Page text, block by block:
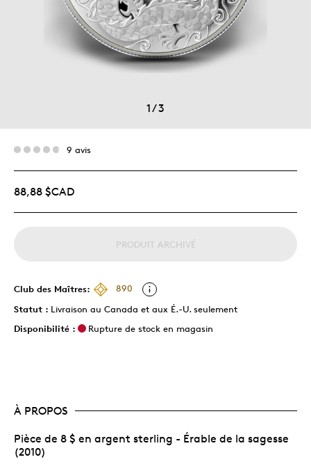
1/3
9 avis
88,88 $CAD
PRODUIT ARCHIVÉ
Club des Maîtres:
890
Statut : Livraison au Canada et aux É.-U. seulement
Disponibilité :
Rupture de stock en magasin
À PROPOS
Pièce de 8 $ en argent sterling - Érable de la sagesse
(2010)